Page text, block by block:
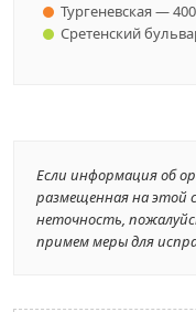
Тургеневская —
Сретенский
Если информация об
размещенная на этой
неточность,
примем меры для